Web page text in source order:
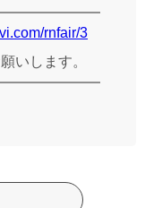
rnfair/3
いします。